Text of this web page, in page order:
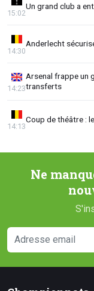
Un grand club a
15:02
Anderlecht
14:30
Arsenal frappe un
transferts
14:23
Coup de théâtre :
14:13
Ne